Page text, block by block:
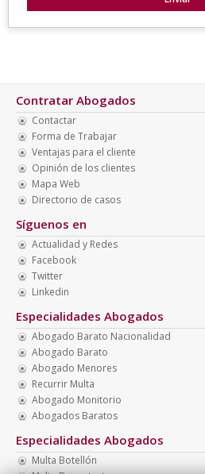
Contratar Abogados
Contactar
Forma de Trabajar
Ventajas para el cliente
Opinión de los clientes
Mapa Web
Directorio de casos
Síguenos en
Actualidad y Redes
Facebook
Twitter
Linkedin
Especialidades Abogados
Abogado Barato Nacionalidad
Abogado Barato
Abogado Menores
Recurrir Multa
Abogado Monitorio
Abogados Baratos
Especialidades Abogados
Multa Botellón